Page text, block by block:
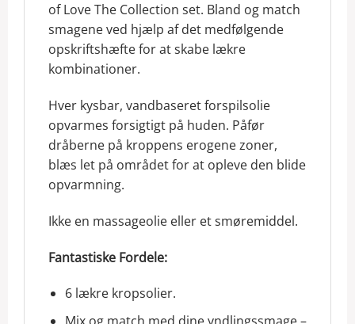
of Love The Collection set. Bland og match
smagene ved hjælp af det medfølgende
opskriftshæfte for at skabe lækre
kombinationer.
Hver kysbar, vandbaseret forspilsolie
opvarmes forsigtigt på huden. Påfør
dråberne på kroppens erogene zoner,
blæs let på området for at opleve den blide
opvarmning.
Ikke en massageolie eller et smøremiddel.
Fantastiske Fordele:
6 lækre kropsolier.